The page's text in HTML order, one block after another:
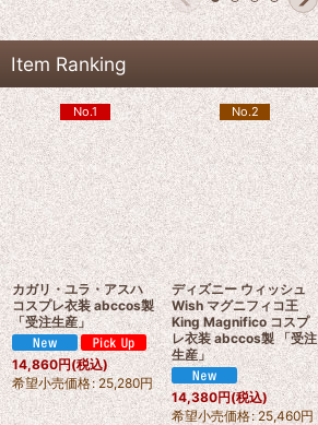
Item Ranking
No.1
カガリ・ユラ・アスハ
コスプレ衣装 abccos製
「受注生産」
14,860円(税込)
希望小売価格: 25,280円
No.2
ディズニー ウィッシュ
Wish マグニフィコ王
King Magnifico コスプ
レ衣装 abccos製 「受注
生産」
14,380円(税込)
希望小売価格: 25,460円